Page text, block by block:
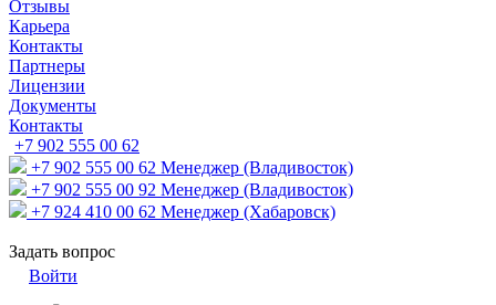
Отзывы
Карьера
Контакты
Партнеры
Лицензии
Документы
Контакты
+7 902 555 00 62
+7 902 555 00 62 Менеджер (Владивосток)
+7 902 555 00 92 Менеджер (Владивосток)
+7 924 410 00 62 Менеджер (Хабаровск)
Задать вопрос
Войти